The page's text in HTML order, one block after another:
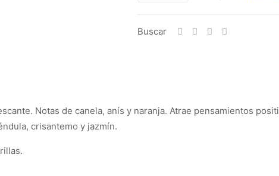
Buscar
Notas de canela, anís y naranja. Atrae pensamientos
crisantemo y jazmín.